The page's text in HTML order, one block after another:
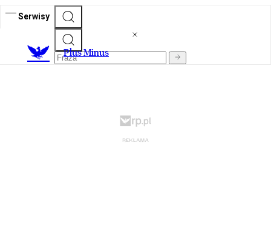
Serwisy
Plus Minus